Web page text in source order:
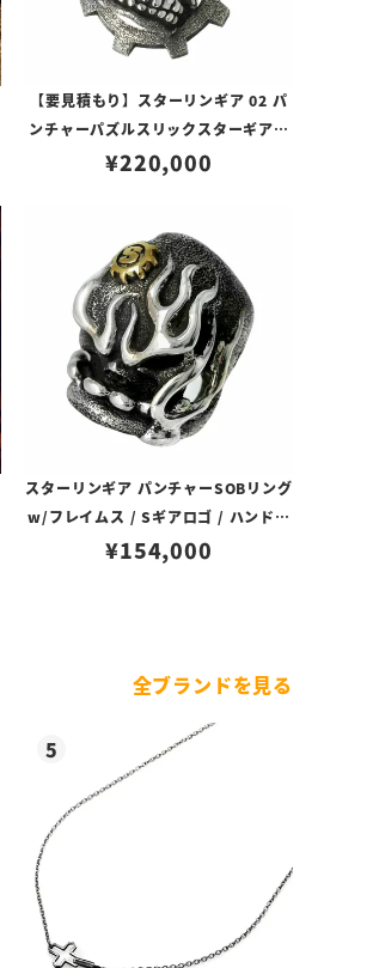
【要見積もり】スターリンギア 02 パ
ンチャーパズルスリックスターギアフ
ェイスペンダント w/1ポイントブラス
¥220,000
スターリンギア パンチャーSOBリング
w/フレイムス / Sギアロゴ / ハンドテ
クスチャー
¥154,000
全ブランドを見る